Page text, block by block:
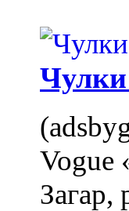
Чулки
Vogue
Загар,